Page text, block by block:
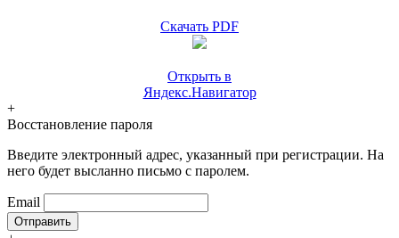
Скачать PDF
Открыть в
Яндекс.Навигатор
+
Восстановление пароля
Введите электронный адрес, указанный при регистрации. На
него будет высланно письмо с паролем.
Email